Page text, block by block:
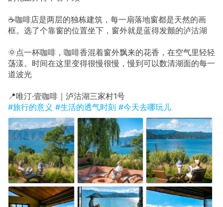
☕咖啡店是两层的独栋建筑，每一扇落地窗都是天然的画
框。选了个靠窗的位置坐下，窗外就是蓝得发颤的泸沽湖
🌞点一杯咖啡，咖啡香混着窗外飘来的花香，在空气里轻轻
荡漾。时间在这里变得很慢很慢，慢到可以数清湖面的每一
道波光
📍唯汀·壹咖啡｜泸沽湖三家村1号
#旅行的意义 #生活的透气时刻 #今天去哪玩儿